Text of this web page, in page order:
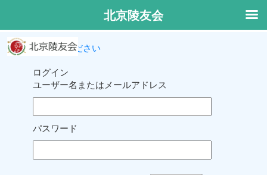
ログインしてください
ログイン
ユーザー名またはメールアドレス
パスワード
北京陵友会